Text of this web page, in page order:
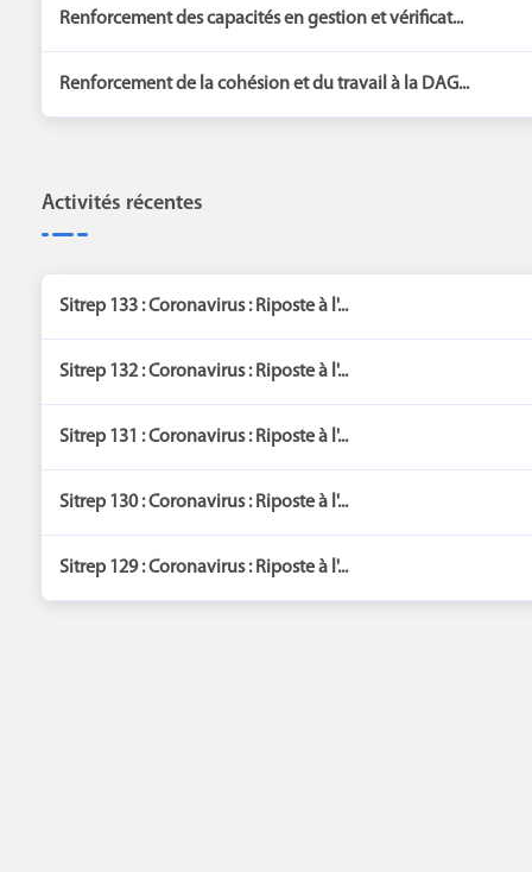
Renforcement des capacités en gestion et vérificat...
Renforcement de la cohésion et du travail à la DAG...
Activités récentes
Sitrep 133 : Coronavirus : Riposte à l'...
Sitrep 132 : Coronavirus : Riposte à l'...
Sitrep 131 : Coronavirus : Riposte à l'...
Sitrep 130 : Coronavirus : Riposte à l'...
Sitrep 129 : Coronavirus : Riposte à l'...